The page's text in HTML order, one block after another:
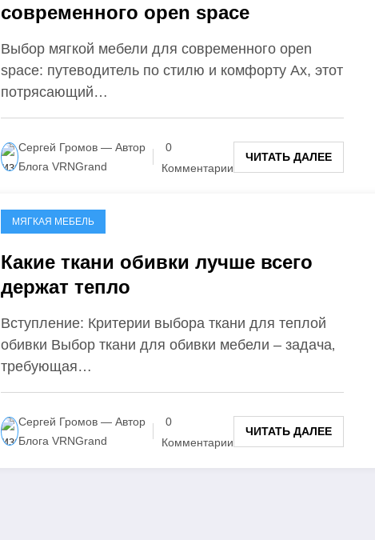
современного open space
Выбор мягкой мебели для современного open
space: путеводитель по стилю и комфорту Ах, этот
потрясающий…
Сергей Громов — Автор
Блога VRNGrand
0
Комментарии
ЧИТАТЬ ДАЛЕЕ
МЯГКАЯ МЕБЕЛЬ
Какие ткани обивки лучше всего
держат тепло
Вступление: Критерии выбора ткани для теплой
обивки Выбор ткани для обивки мебели – задача‚
требующая…
Сергей Громов — Автор
Блога VRNGrand
0
Комментарии
ЧИТАТЬ ДАЛЕЕ